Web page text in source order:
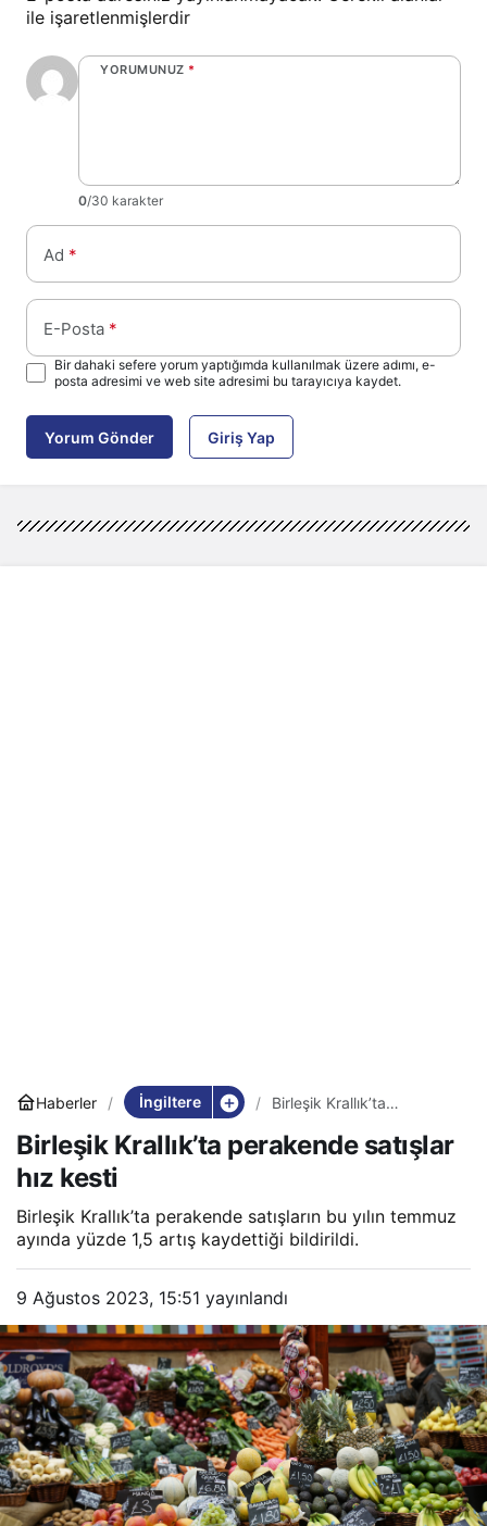
ile işaretlenmişlerdir
YORUMUNUZ *
0/30 karakter
Ad *
E-Posta *
Bir dahaki sefere yorum yaptığımda kullanılmak üzere adımı, e-
posta adresimi ve web site adresimi bu tarayıcıya kaydet.
Yorum Gönder Giriş Yap
Haberler İngiltere
Birleşik Krallık’ta
kesti
Birleşik Krallık’ta perakende satışlar
hız kesti
Birleşik Krallık’ta perakende satışların bu yılın temmuz
ayında yüzde 1,5 artış kaydettiği bildirildi.
9 Ağustos 2023, 15:51 yayınlandı